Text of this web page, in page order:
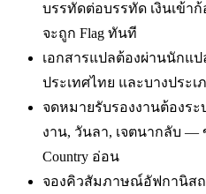
บรรทัดต่อบรรทัด เงินเข้าก้
จะถูก Flag ทันที
เอกสารแปลต้องผ่านนักแ
ประเทศไทย และบางประ
จดหมายรับรองงานต้องระ
งาน, วันลา, เจตนากลับ —
Country อ่อน
จองคิวสัมภาษณ์อัฟกานิสถ